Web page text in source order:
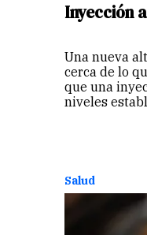
Inyección
Una nueva
cerca de lo
que una
niveles
Salud